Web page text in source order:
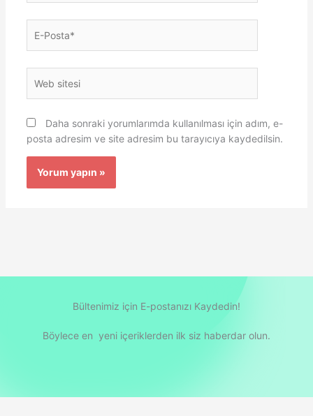
Posta*
sitesi
Daha sonraki yorumlarımda kullanılması için adım, e-
posta adresim ve site adresim bu tarayıcıya kaydedilsin.
Bültenimiz için E-postanızı Kaydedin!
Böylece en yeni içeriklerden ilk siz haberdar olun.